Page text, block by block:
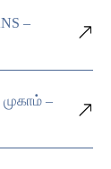
–
–